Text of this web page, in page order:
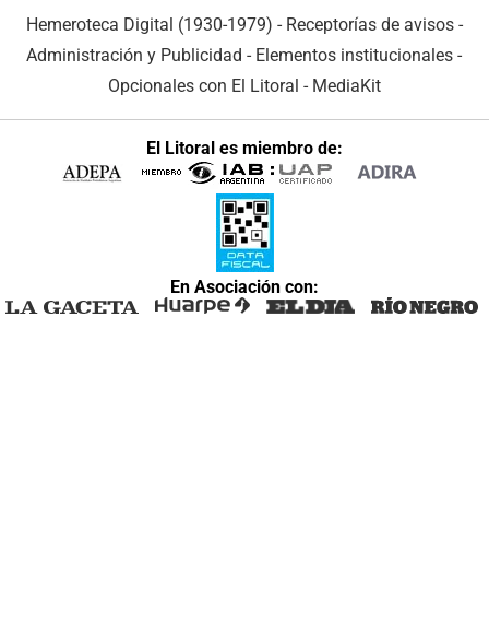
Hemeroteca Digital (1930-1979) - Receptorías de avisos -
Administración y Publicidad - Elementos institucionales -
Opcionales con El Litoral - MediaKit
El Litoral es miembro de:
En Asociación con: